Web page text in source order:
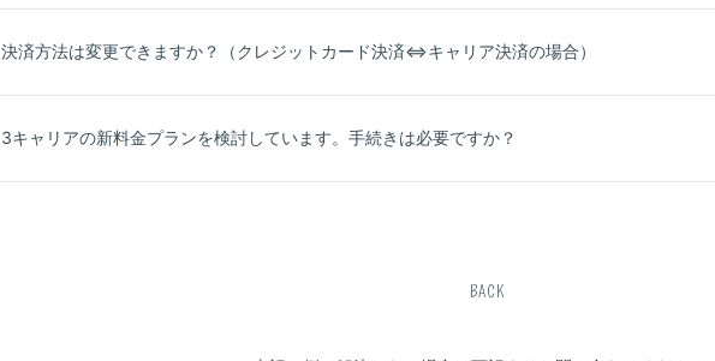
決済方法は変更できますか？（クレジットカード決済⇔キャリア決済の場合）
3キャリアの新料金プランを検討しています。手続きは必要ですか？
BACK